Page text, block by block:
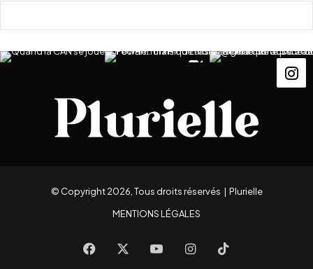
© Copyright 2026, Tous droits réservés | Plurielle
MENTIONS LÉGALES
Facebook YouTubeInstagram